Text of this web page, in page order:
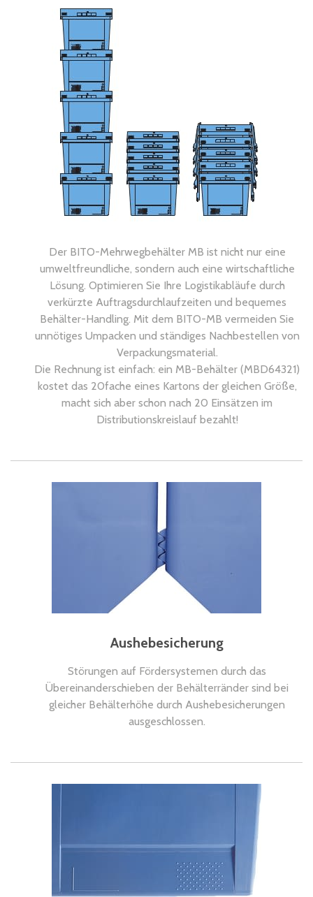
Der BITO-Mehrwegbehälter MB ist nicht nur eine
umweltfreundliche, sondern auch eine wirtschaftliche
Lösung. Optimieren Sie Ihre Logistikabläufe durch
verkürzte Auftragsdurchlaufzeiten und bequemes
Behälter-Handling. Mit dem BITO-MB vermeiden Sie
unnötiges Umpacken und ständiges Nachbestellen von
Verpackungsmaterial.
Die Rechnung ist einfach: ein MB-Behälter (MBD64321)
kostet das 20fache eines Kartons der gleichen Größe,
macht sich aber schon nach 20 Einsätzen im
Distributionskreislauf bezahlt!
Aushebesicherung
Störungen auf Fördersystemen durch das
Übereinanderschieben der Behälterränder sind bei
gleicher Behälterhöhe durch Aushebesicherungen
ausgeschlossen.